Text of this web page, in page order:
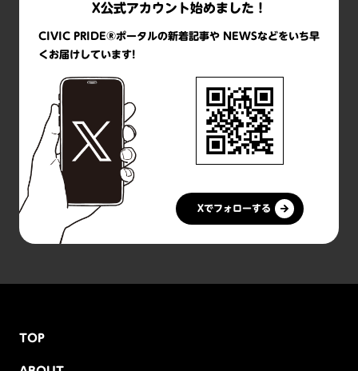
X公式アカウント始めました！
CIVIC PRIDE®ポータルの新着記事や NEWSなどをいち早
くお届けしています!
Xでフォローする
TOP